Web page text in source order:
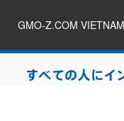
GMO-Z.COM
2026